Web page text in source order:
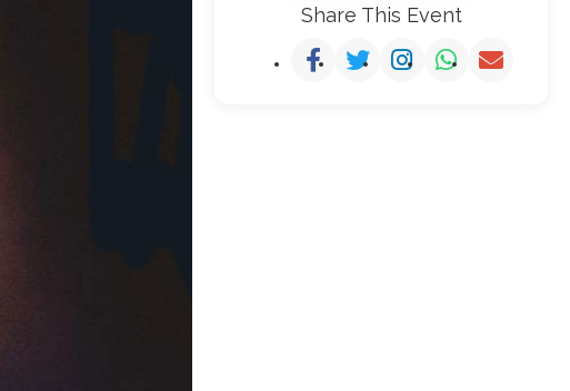
Share This Event